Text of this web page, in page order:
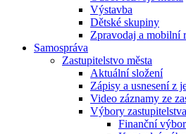
Výstavba
Dětské skupiny
Zpravodaj a mobilní
Samospráva
Zastupitelstvo města
Aktuální složení
Zápisy a usnesení z
Video záznamy ze
Výbory zastupitelstva
Finanční výbor